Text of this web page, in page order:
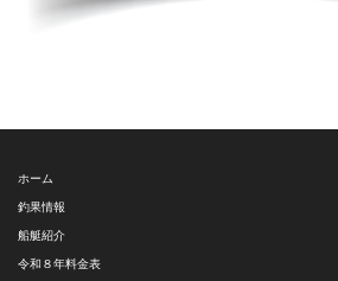
ホーム
釣果情報
船艇紹介
令和８年料金表